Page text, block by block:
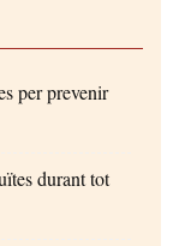
per prevenir
durant tot